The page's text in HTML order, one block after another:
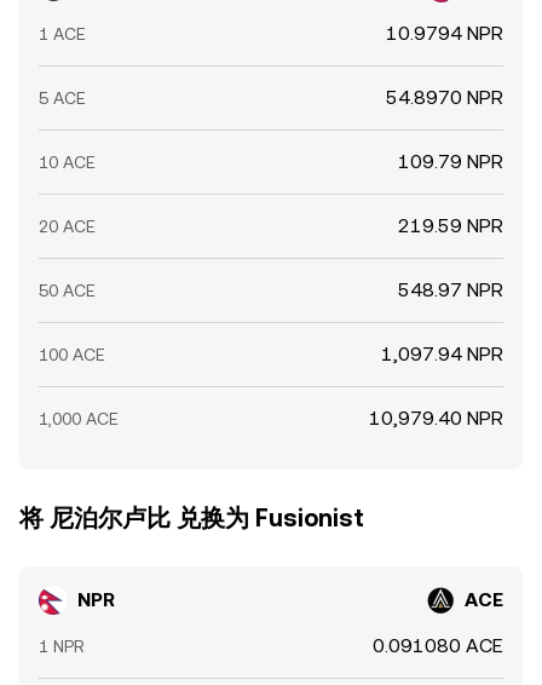
1 ACE 10.9794 NPR
5 ACE 54.8970 NPR
10 ACE 109.79 NPR
20 ACE 219.59 NPR
50 ACE 548.97 NPR
100 ACE 1,097.94 NPR
1,000 ACE 10,979.40 NPR
将 尼泊尔卢比 兑换为 Fusionist
NPR ACE
1 NPR 0.091080 ACE